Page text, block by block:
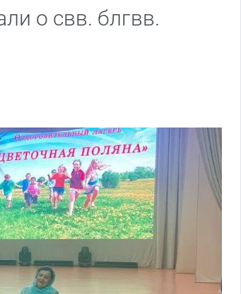
о свв. блгвв.